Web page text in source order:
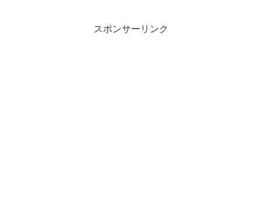
スポンサーリンク